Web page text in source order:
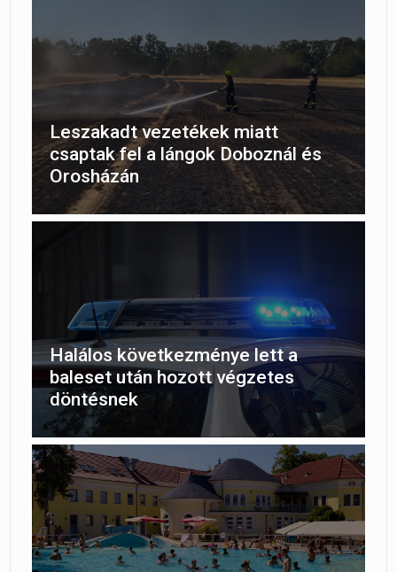
Leszakadt vezetékek miatt
csaptak fel a lángok Doboznál és
Orosházán
Halálos következménye lett a
baleset után hozott végzetes
döntésnek